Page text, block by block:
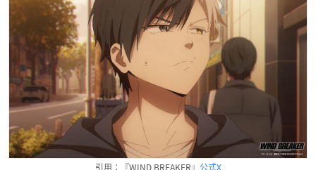
引用：『WIND BREAKER』 公式X